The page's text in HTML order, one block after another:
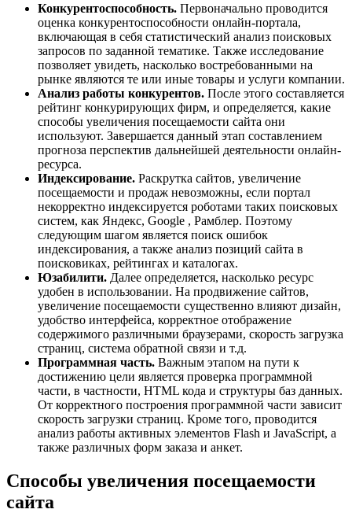
Конкурентоспособность. Первоначально проводится
оценка конкурентоспособности онлайн-портала,
включающая в себя статистический анализ поисковых
запросов по заданной тематике. Также исследование
позволяет увидеть, насколько востребованными на
рынке являются те или иные товары и услуги компании.
Анализ работы конкурентов. После этого составляется
рейтинг конкурирующих фирм, и определяется, какие
способы увеличения посещаемости сайта они
используют. Завершается данный этап составлением
прогноза перспектив дальнейшей деятельности онлайн-
ресурса.
Индексирование. Раскрутка сайтов, увеличение
посещаемости и продаж невозможны, если портал
некорректно индексируется роботами таких поисковых
систем, как Яндекс, Google , Рамблер. Поэтому
следующим шагом является поиск ошибок
индексирования, а также анализ позиций сайта в
поисковиках, рейтингах и каталогах.
Юзабилити. Далее определяется, насколько ресурс
удобен в использовании. На продвижение сайтов,
увеличение посещаемости существенно влияют дизайн,
удобство интерфейса, корректное отображение
содержимого различными браузерами, скорость загрузка
страниц, система обратной связи и т.д.
Программная часть. Важным этапом на пути к
достижению цели является проверка программной
части, в частности, HTML кода и структуры баз данных.
От корректного построения программной части зависит
скорость загрузки страниц. Кроме того, проводится
анализ работы активных элементов Flash и JavaScript, а
также различных форм заказа и анкет.
Способы увеличения посещаемости
сайта